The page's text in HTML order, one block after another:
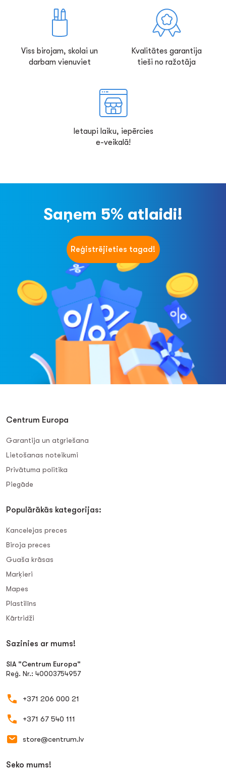
Viss birojam, skolai un
darbam vienuviet
Kvalitātes garantija
tieši no ražotāja
Ietaupi laiku, iepērcies
e-veikalā!
Saņem 5% atlaidi!
Reģistrējieties tagad!
Centrum Europa
Garantija un atgriešana
Lietošanas noteikumi
Privātuma politika
Piegāde
Populārākās kategorijas:
Kancelejas preces
Biroja preces
Guaša krāsas
Marķieri
Mapes
Plastilīns
Kārtridži
Sazinies ar mums!
SIA "Centrum Europa"
Reģ. Nr.: 40003754957
+371 206 000 21
+371 67 540 111
store@centrum.lv
Seko mums!